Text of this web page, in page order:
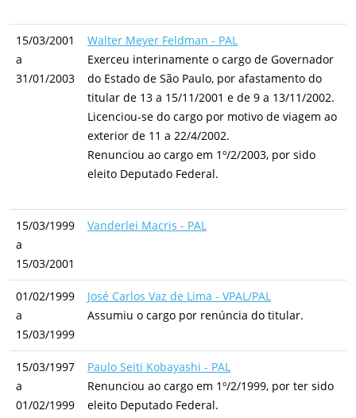
15/03/2001
a
31/01/2003
Walter Meyer Feldman - PAL
Exerceu interinamente o cargo de Governador
do Estado de São Paulo, por afastamento do
titular de 13 a 15/11/2001 e de 9 a 13/11/2002.
Licenciou-se do cargo por motivo de viagem ao
exterior de 11 a 22/4/2002.
Renunciou ao cargo em 1º/2/2003, por sido
eleito Deputado Federal.
15/03/1999
a
15/03/2001
Vanderlei Macris - PAL
01/02/1999
a
15/03/1999
José Carlos Vaz de Lima - VPAL/PAL
Assumiu o cargo por renúncia do titular.
15/03/1997
a
01/02/1999
Paulo Seiti Kobayashi - PAL
Renunciou ao cargo em 1º/2/1999, por ter sido
eleito Deputado Federal.